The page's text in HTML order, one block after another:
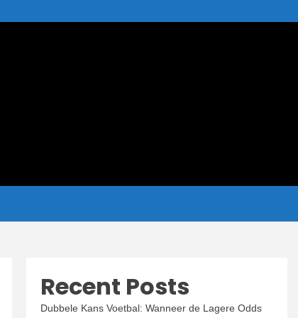
Recent Posts
Dubbele Kans Voetbal: Wanneer de Lagere Odds